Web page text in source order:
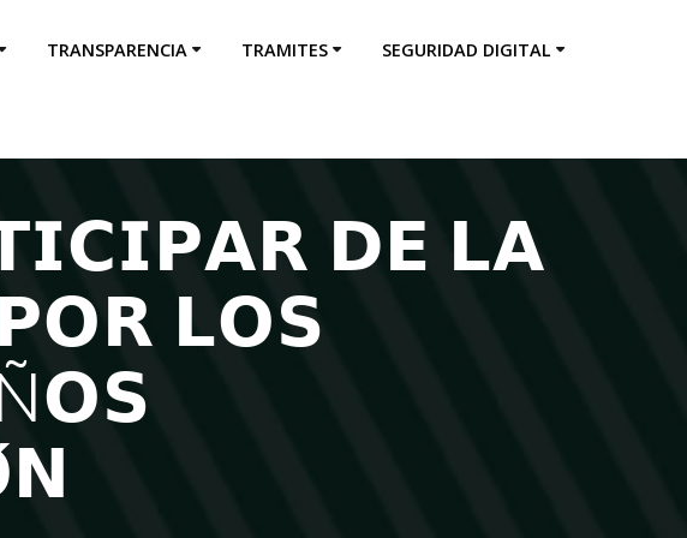
TRANSPARENCIA TRAMITES SEGURIDAD DIGITAL
𝗗𝗘 𝗟𝗔
𝗟𝗢𝗦